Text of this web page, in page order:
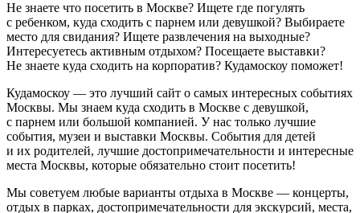
Не знаете что посетить в Москве? Ищете где погулять
с ребенком, куда сходить с парнем или девушкой? Выбираете
место для свидания? Ищете развлечения на выходные?
Интересуетесь активным отдыхом? Посещаете выставки?
Не знаете куда сходить на корпоратив? Кудамоскоу поможет!
Кудамоскоу — это лучший сайт о самых интересных событиях
Москвы. Мы знаем куда сходить в Москве с девушкой,
с парнем или большой компанией. У нас только лучшие
события, музеи и выставки Москвы. События для детей
и их родителей, лучшие достопримечательности и интересные
места Москвы, которые обязательно стоит посетить!
Мы советуем любые варианты отдыха в Москве — концерты,
отдых в парках, достопримечательности для экскурсий, места,